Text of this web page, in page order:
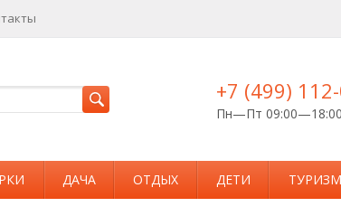
+7 (499)
Пн—Пт
ДАЧА ОТДЫХ ДЕТИ ТУРИЗМ